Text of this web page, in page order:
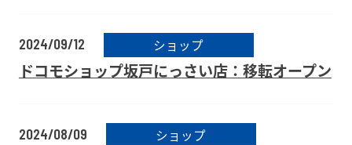
2024/09/12 ショップ
ドコモショップ坂戸にっさい店：移転オープン
2024/08/09 ショップ